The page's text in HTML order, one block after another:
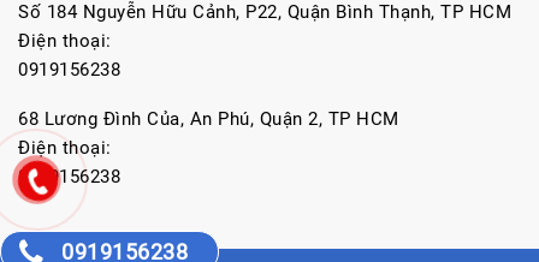
Số 184 Nguyễn Hữu Cảnh, P22, Quận Bình Thạnh, TP HCM
Điện thoại:
0919156238
68 Lương Đình Của, An Phú, Quận 2, TP HCM
Điện thoại:
0919156238
0919156238